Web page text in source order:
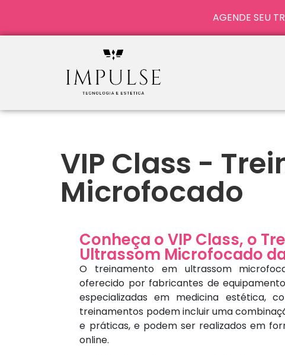
AGENDE SEU
VIP Class -
Microfocado
Conheça o VIP Class, o
Ultrassom Microfocado
O treinamento em ultrassom
oferecido por fabricantes de
especializadas em medicina estética,
treinamentos podem incluir uma
e práticas, e podem ser realizados em
online.